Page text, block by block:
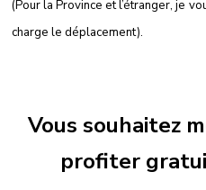
(Pour la Province et l’étranger, je
charge le déplacement).
Vous souhaitez
profiter